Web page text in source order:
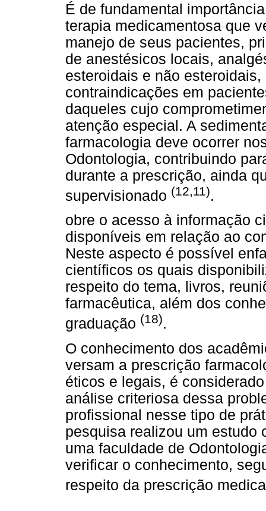
É de fundamental
terapia medicamentosa que
manejo de seus pacientes,
de anestésicos locais,
esteroidais e não
contraindicações em
daqueles cujo
atenção especial. A
farmacologia deve ocorrer
Odontologia, contribuindo
durante a prescrição, ainda
supervisionado (12,11).
obre o acesso à informação
disponíveis em relação ao
Neste aspecto é possível
científicos os quais
respeito do tema, livros,
farmacêutica, além dos
graduação (18).
O conhecimento dos
versam a prescrição
éticos e legais, é
análise criteriosa dessa
profissional nesse tipo de
pesquisa realizou um estudo
uma faculdade de
verificar o conhecimento,
respeito da prescrição